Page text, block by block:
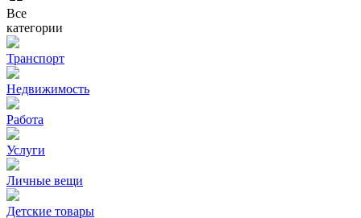
Все
категории
Транспорт
Недвижимость
Работа
Услуги
Личные вещи
Детские товары